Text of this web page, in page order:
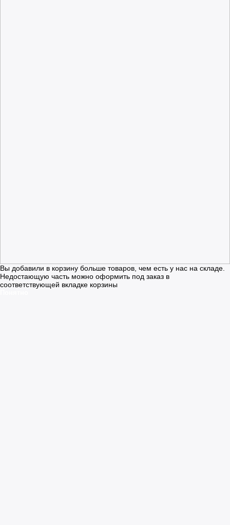
Вы добавили в корзину больше товаров, чем есть у нас на складе.
Недостающую часть можно оформить под заказ в
соответствующей вкладке корзины